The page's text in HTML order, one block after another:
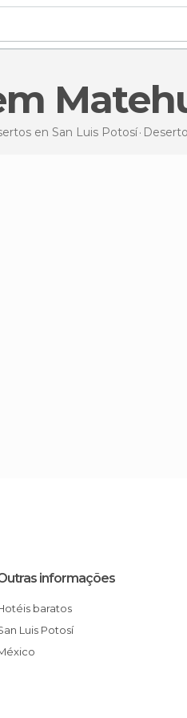
en San Luis Potosí
informações
Hotéis baratos
San Luis Potosí
México